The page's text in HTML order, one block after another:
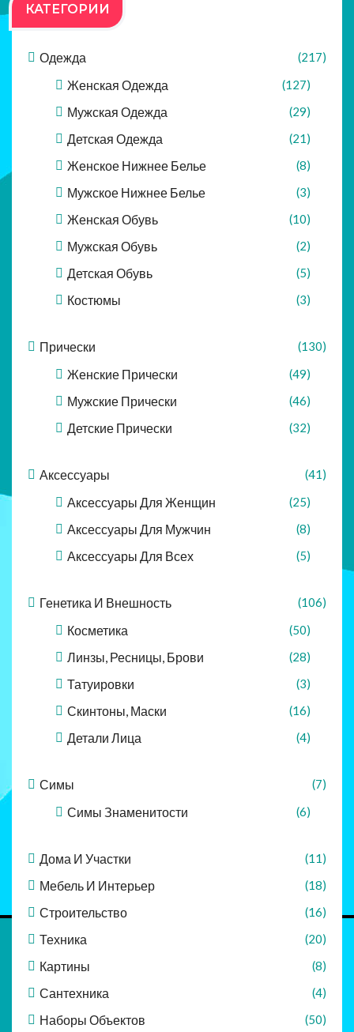
КАТЕГОРИИ
Одежда (217)
Женская Одежда (127)
Мужская Одежда (29)
Детская Одежда (21)
Женское Нижнее Белье (8)
Мужское Нижнее Белье (3)
Женская Обувь (10)
Мужская Обувь (2)
Детская Обувь (5)
Костюмы (3)
Прически (130)
Женские Прически (49)
Мужские Прически (46)
Детские Прически (32)
Аксессуары (41)
Аксессуары Для Женщин (25)
Аксессуары Для Мужчин (8)
Аксессуары Для Всех (5)
Генетика И Внешность (106)
Косметика (50)
Линзы, Ресницы, Брови (28)
Татуировки (3)
Скинтоны, Маски (16)
Детали Лица (4)
Симы (7)
Симы Знаменитости (6)
Дома И Участки (11)
Мебель И Интерьер (18)
Строительство (16)
Техника (20)
Картины (8)
Сантехника (4)
Наборы Объектов (50)